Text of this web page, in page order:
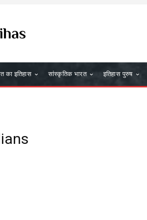
का इतिहास सांस्कृतिक भारत इतिहास पुरुष